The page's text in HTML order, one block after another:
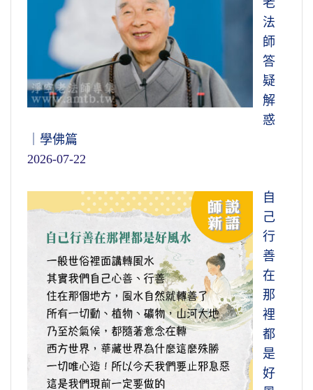
法
師
答
疑
解
惑
｜學佛篇
2026-07-22
自
己
行
善
在
那
裡
都
是
好